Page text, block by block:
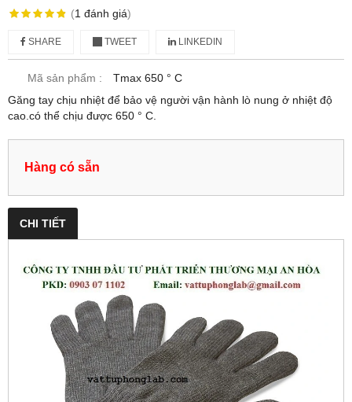
(1 đánh giá)
SHARE TWEET LINKEDIN
Mã sản phẩm :
Tmax 650 ° C
Găng tay chịu nhiệt để bảo vệ người vận hành lò nung ở nhiệt độ
cao.có thể chịu được 650 ° C.
Hàng có sẵn
CHI TIẾT